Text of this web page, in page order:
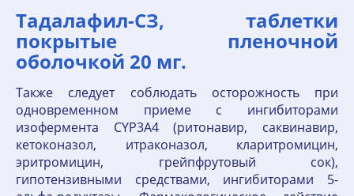
Тадалафил-СЗ, таблетки
покрытые пленочной
оболочкой 20 мг.
Также следует соблюдать осторожность при
одновременном приеме с ингибиторами
изофермента CYP3A4 (ритонавир, саквинавир,
кетоконазол, итраконазол, кларитромицин,
эритромицин, грейпфрутовый сок),
гипотензивными средствами, ингибиторами 5-